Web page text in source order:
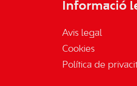
Informació
Avis legal
Cookies
Política de